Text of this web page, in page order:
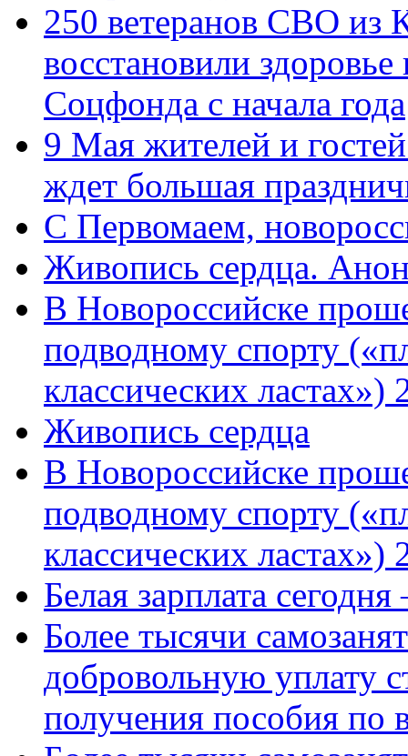
250 ветеранов СВО из
восстановили
Соцфонда с начала года
9 Мая жителей и
ждет большая
C Первомаем,
Живопись сердца.
В Новороссийске
подводному спорту
классических
Живопись сердца
В Новороссийске
подводному спорту
классических ластах»)
Белая зарплата
Более тысячи
добровольную уплату
получения пособия по